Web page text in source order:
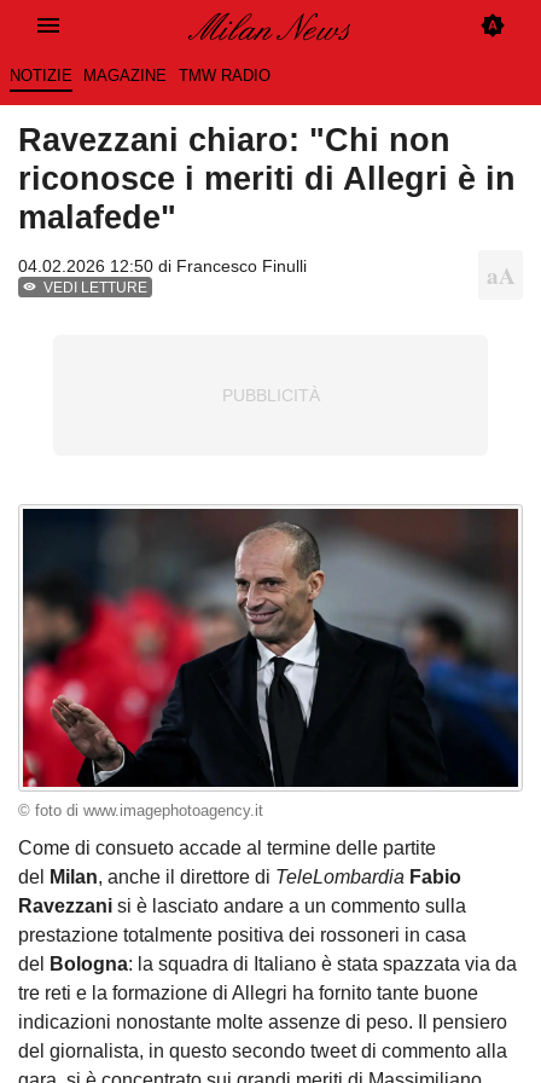
NOTIZIE MAGAZINE TMW RADIO
Ravezzani chiaro: "Chi non
riconosce i meriti di Allegri è in
malafede"
04.02.2026 12:50 di Francesco Finulli
VEDI LETTURE
© foto di www.imagephotoagency.it
Come di consueto accade al termine delle partite
del
Milan, anche il direttore di TeleLombardia Fabio
Ravezzani si è lasciato andare a un commento sulla
prestazione totalmente positiva dei rossoneri in casa
del
Bologna: la squadra di Italiano è stata spazzata via da
tre reti e la formazione di Allegri ha fornito tante buone
indicazioni nonostante molte assenze di peso. Il pensiero
del giornalista, in questo secondo tweet di commento alla